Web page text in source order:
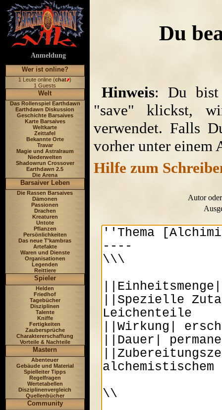
Anmeldung
Wer ist online?
1 Leute online (chat )
1 Guests
Welt
Das Rollenspiel Earthdawn
Earthdawn Diskussion
Geschichte Barsaives
Karte Barsaives
Weltkarte
Zeittafel
Bekannte Orte
Travar
Magie und Astralraum
Niederwelten
Shadowrun Crossover
Earthdawn 2.5
Die Arena
Barsaiver Leben
Die Rassen Barsaives
Dämonen
Passionen
Drachen
Kreaturen
Untote
Pflanzen
Persönlichkeiten
Das neue T'kambras
Artefakte
Waren und Dienste
Organisationen
Legenden
Reittiere
Spieler
Helden
Friedhof
Tagebücher
Disziplinen
Talente
Kniffe
Fertigkeiten
Zaubersprüche
Charaktererschaffung
Vorteile & Nachteile
Mastern
Abenteuer
Gebäude und Material
Spielleiter Tipps
Regelfragen
Wertetabellen
Disziplinenvergleich
Quellenbücher
Community
Du
Hinweis: Du bist
"save" klickst,
verwendet. Falls
vorher unter einem
Hilfe zum
Autor